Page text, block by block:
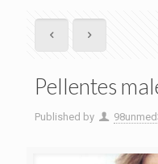
Pellentes
Published by